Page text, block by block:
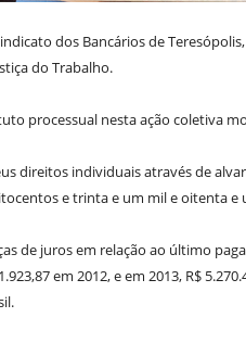
dos Bancários de
do Trabalho.
processual nesta ação coletiva
direitos individuais através de
e trinta e um mil e oitenta e
de juros em relação ao último
em 2012, e em 2013, R$